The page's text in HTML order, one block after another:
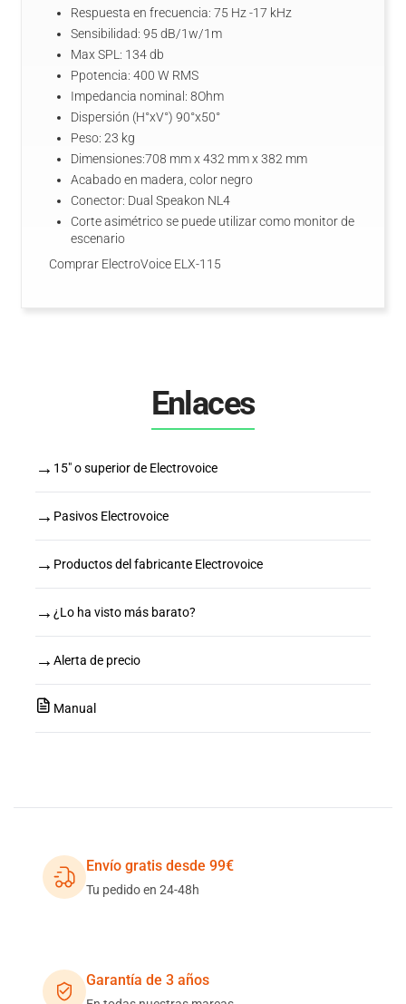
Respuesta en frecuencia: 75 Hz -17 kHz
Sensibilidad: 95 dB/1w/1m
Max SPL: 134 db
Ppotencia: 400 W RMS
Impedancia nominal: 8Ohm
Dispersión (H°xV°) 90°x50°
Peso: 23 kg
Dimensiones:708 mm x 432 mm x 382 mm
Acabado en madera, color negro
Conector: Dual Speakon NL4
Corte asimétrico se puede utilizar como monitor de
escenario
Comprar ElectroVoice ELX-115
Enlaces
→ 15" o superior de Electrovoice
→ Pasivos Electrovoice
→ Productos del fabricante Electrovoice
→ ¿Lo ha visto más barato?
→ Alerta de precio
Manual
Envío gratis desde 99€
Tu pedido en 24-48h
Garantía de 3 años